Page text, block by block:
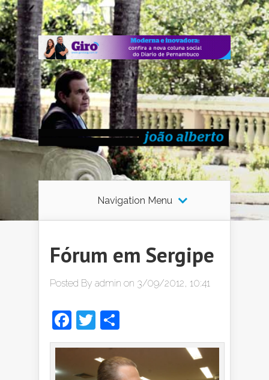
Navigation Menu
Fórum em Sergipe
Posted By admin on 3/09/2012, 10:41
Facebook
Twitter